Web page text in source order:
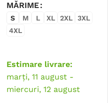
MĂRIME
S M L XL 2XL
3XL
4XL
Estimare livrare:
marți, 11 august -
miercuri, 12 august